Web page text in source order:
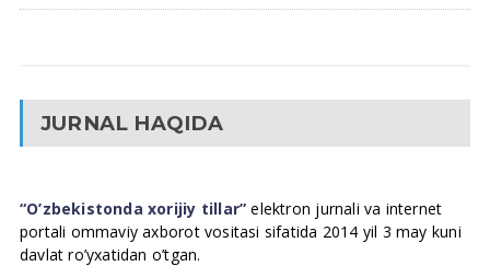
JURNAL HAQIDA
“O’zbekistonda xorijiy tillar” elektron jurnali va internet
portali ommaviy axborot vositasi sifatida 2014 yil 3 may kuni
davlat ro’yxatidan o’tgan.